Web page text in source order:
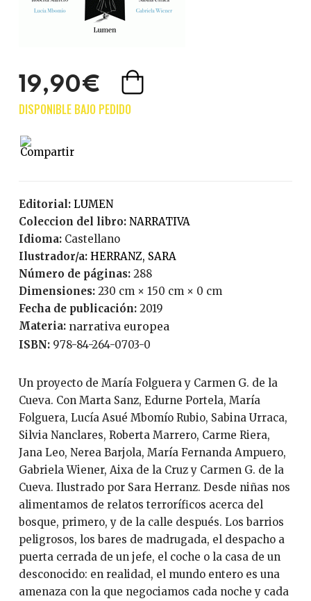
19,90€
Editorial:
LUMEN
Coleccion del libro:
NARRATIVA
Idioma:
Castellano
Ilustrador/a:
HERRANZ, SARA
Número de páginas:
288
Dimensiones: 230 cm × 150 cm × 0 cm
Fecha de publicación:
2019
Materia: narrativa europea
ISBN: 978-84-264-0703-0
Un proyecto de María Folguera y Carmen G. de la
Cueva. Con Marta Sanz, Edurne Portela, María
Folguera, Lucía Asué Mbomío Rubio, Sabina Urraca,
Silvia Nanclares, Roberta Marrero, Carme Riera,
Jana Leo, Nerea Barjola, María Fernanda Ampuero,
Gabriela Wiener, Aixa de la Cruz y Carmen G. de la
Cueva. Ilustrado por Sara Herranz. Desde niñas nos
alimentamos de relatos terroríficos acerca del
bosque, primero, y de la calle después. Los barrios
peligrosos, los bares de madrugada, el despacho a
puerta cerrada de un jefe, el coche o la casa de un
desconocido: en realidad, el mundo entero es una
amenaza con la que negociamos cada noche y cada